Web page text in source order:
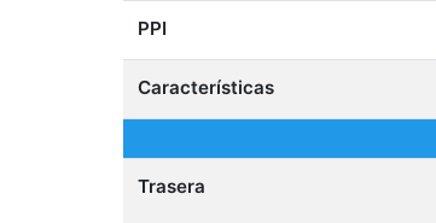
PPI
Características
Trasera